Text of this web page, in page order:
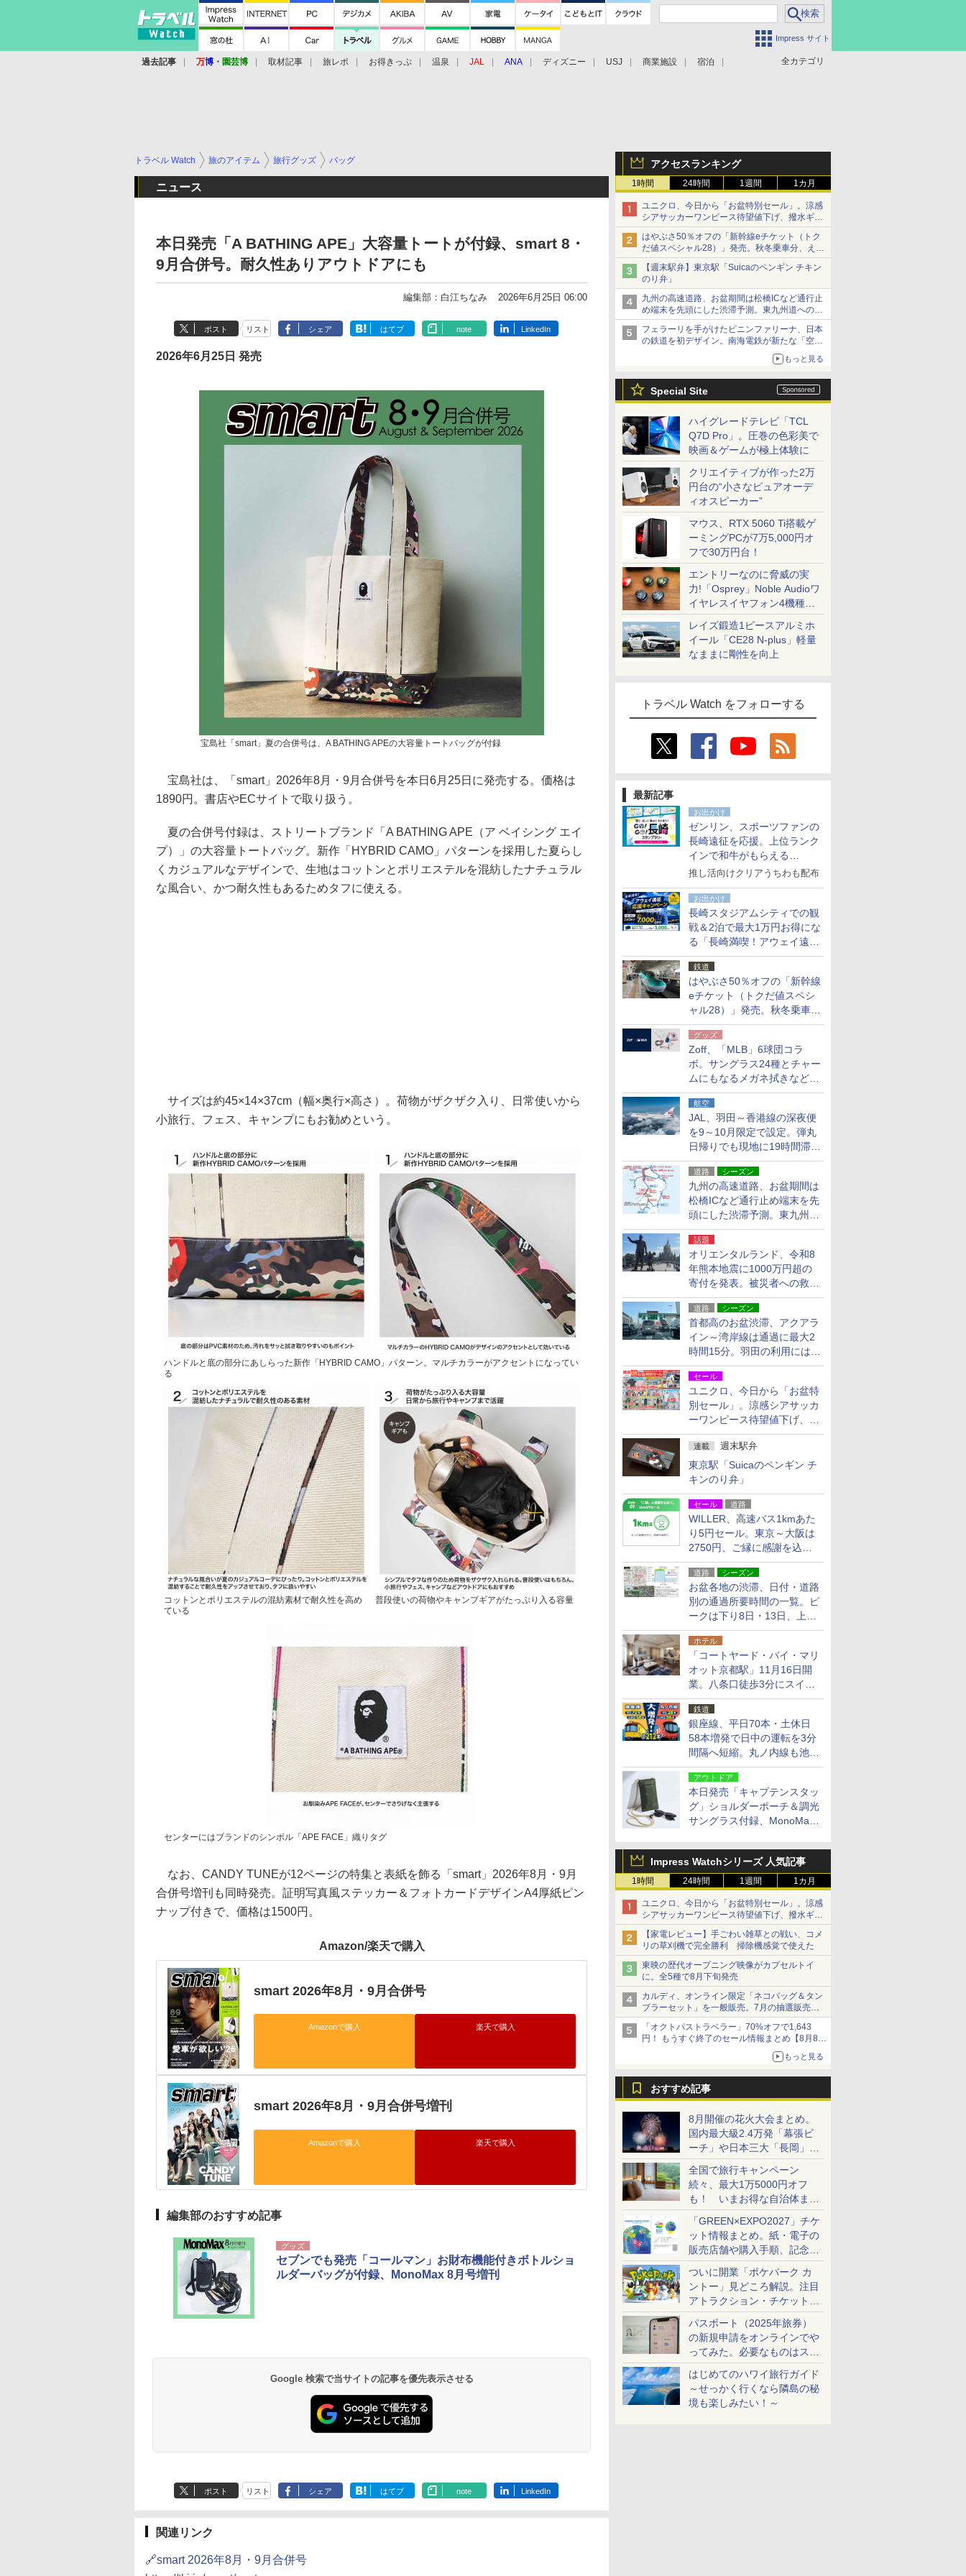
Impress サイト
全カテゴリ
過去記事 万博 ・ 園芸博 取材記事 旅レポ お得きっぷ 温泉 JAL ANA ディズニー USJ 商業施設 宿泊
アクセスランキング
1時間 24時間 1週間 1カ月
ユニクロ、今日から「お盆特別セール」。涼感
シアサッカーワンピース待望値下げ、撥水ギア
ショーツは1990円に
はやぶさ50％オフの「新幹線eチケット（トク
だ値スペシャル28）」発売。秋冬乗車分、えき
ねっと限定
【週末駅弁】東京駅「Suicaのペンギン チキン
のり弁」
九州の高速道路、お盆期間は松橋ICなど通行止
め端末を先頭にした渋滞予測。東九州道への迂
回は料金調整を実施
フェラーリを手がけたピニンファリーナ、日本
の鉄道を初デザイン。南海電鉄が新たな「空港
もっと見る
Special Site
ハイグレードテレビ「TCL
Q7D Pro」。圧巻の色彩美で
映画＆ゲームが極上体験に
クリエイティブが作った2万
円台の“小さなピュアオーデ
ィオスピーカー”
マウス、RTX 5060 Ti搭載ゲ
ーミングPCが7万5,000円オ
フで30万円台！
エントリーなのに脅威の実
力!「Osprey」Noble Audioワ
イヤレスイヤフォン4機種を
一気に聴く
レイズ鍛造1ピースアルミホ
イール「CE28 N-plus」軽量
なままに剛性を向上
トラベル Watch をフォローする
最新記事
お出かけ
ゼンリン、スポーツファンの
長崎遠征を応援。上位ランク
インで和牛がもらえる
「GO！GO！長崎スタンプラ
推し活向けクリアうちわも配布
お出かけ
長崎スタジアムシティでの観
戦＆2泊で最大1万円お得にな
る「長崎満喫！アウェイ遠征
応援キャンペーン」
鉄道
はやぶさ50％オフの「新幹線
eチケット（トクだ値スペシ
ャル28）」発売。秋冬乗車
分、えきねっと限定
グッズ
Zoff、「MLB」6球団コラ
ボ。サングラス24種とチャー
ムにもなるメガネ拭きなど雑
貨24種
航空
JAL、羽田～香港線の深夜便
を9～10月限定で設定。弾丸
日帰りでも現地に19時間滞在
できる
道路 シーズン
九州の高速道路、お盆期間は
松橋ICなど通行止め端末を先
頭にした渋滞予測。東九州道
への迂回は料金調整を実施
話題
オリエンタルランド、令和8
年熊本地震に1000万円超の
寄付を発表。被災者への救援
活動・復旧支援
道路 シーズン
首都高のお盆渋滞、アクアラ
イン～湾岸線は通過に最大2
時間15分。羽田の利用には
「空港西出口」の利用検討を
セール
ユニクロ、今日から「お盆特
別セール」。涼感シアサッカ
ーワンピース待望値下げ、撥
水ギアショーツは1990円に
連載 週末駅弁
東京駅「Suicaのペンギン チ
キンのり弁」
セール 道路
WILLER、高速バス1kmあた
り5円セール。東京～大阪は
2750円、ご縁に感謝を込め
た20周年記念キャンペーン
道路 シーズン
お盆各地の渋滞、日付・道路
別の通過所要時間の一覧。ピ
ークは下り8日・13日、上り
14日・15日
ホテル
「コートヤード・バイ・マリ
オット京都駅」11月16日開
業。八条口徒歩3分にスイー
ト含む全270室、ダイニング
も併設
鉄道
銀座線、平日70本・土休日
58本増発で日中の運転を3分
間隔へ短縮。丸ノ内線も池袋
～中野坂上を4分間隔に
アウトドア
本日発売「キャプテンスタッ
グ」ショルダーポーチ＆調光
サングラス付録、MonoMax
Impress Watchシリーズ 人気記事
1時間 24時間 1週間 1カ月
ユニクロ、今日から「お盆特別セール」。涼感
シアサッカーワンピース待望値下げ、撥水ギア
ショーツは1990円に
【家電レビュー】手ごわい雑草との戦い、コメ
リの草刈機で完全勝利 掃除機感覚で使えた
東映の歴代オープニング映像がカプセルトイ
に。全5種で8月下旬発売
カルディ、オンライン限定「ネコバッグ＆タン
ブラーセット」を一般販売。7月の抽選販売の
当選無効分
「オクトパストラベラー」70%オフで1,643
円！ もうすぐ終了のセール情報まとめ【8月8日
ニンテンドーeショップでは「大神 絶景版」が
もっと見る
おすすめ記事
8月開催の花火大会まとめ。
国内最大級2.4万発「幕張ビ
ーチ」や日本三大「長岡」な
ど大型イベント目白押し！
全国で旅行キャンペーン
続々、最大1万5000円オフ
も！ いまお得な自治体まと
め
「GREEN×EXPO2027」チケ
ット情報まとめ。紙・電子の
販売店舗や購入手順、記念チ
ケットも解説
ついに開業「ポケパーク カ
ントー」見どころ解説。注目
アトラクション・チケット手
配・来場前に必要な準備は？
パスポート（2025年旅券）
の新規申請をオンラインでや
ってみた。必要なものはスマ
ホとマイナカードのみ
はじめてのハワイ旅行ガイド
～せっかく行くなら隣島の秘
境も楽しみたい！～
トラベル Watch 旅のアイテム 旅行グッズ バッグ
ニュース
本日発売「A BATHING APE」大容量トートが付録、smart 8・
9月合併号。耐久性ありアウトドアにも
編集部：白江ちなみ 2026年6月25日 06:00
ポスト リスト シェア はてブ note LinkedIn
2026年6月25日 発売
宝島社「smart」夏の合併号は、A BATHING APEの大容量トートバッグが付録
宝島社は、「smart」2026年8月・9月合併号を本日6月25日に発売する。価格は
1890円。書店やECサイトで取り扱う。
夏の合併号付録は、ストリートブランド「A BATHING APE（ア ベイシング エイ
プ）」の大容量トートバッグ。新作「HYBRID CAMO」パターンを採用した夏らし
くカジュアルなデザインで、生地はコットンとポリエステルを混紡したナチュラル
な風合い、かつ耐久性もあるためタフに使える。
サイズは約45×14×37cm（幅×奥行×高さ）。荷物がザクザク入り、日常使いから
小旅行、フェス、キャンプにもお勧めという。
ハンドルと底の部分にあしらった新作「HYBRID CAMO」パターン。マルチカラーがアクセントになってい
る
コットンとポリエステルの混紡素材で耐久性を高め
ている
普段使いの荷物やキャンプギアがたっぷり入る容量
センターにはブランドのシンボル「APE FACE」織りタグ
なお、CANDY TUNEが12ページの特集と表紙を飾る「smart」2026年8月・9月
合併号増刊も同時発売。証明写真風ステッカー＆フォトカードデザインA4厚紙ピン
ナップ付きで、価格は1500円。
Amazon/楽天で購入
smart 2026年8月・9月合併号
Amazonで購入 楽天で購入
smart 2026年8月・9月合併号増刊
Amazonで購入 楽天で購入
編集部のおすすめ記事
グッズ
セブンでも発売「コールマン」お財布機能付きボトルショ
ルダーバッグが付録、MonoMax 8月号増刊
Google 検索で当サイトの記事を優先表示させる
ポスト リスト シェア はてブ note LinkedIn
関連リンク
🔗smart 2026年8月・9月合併号